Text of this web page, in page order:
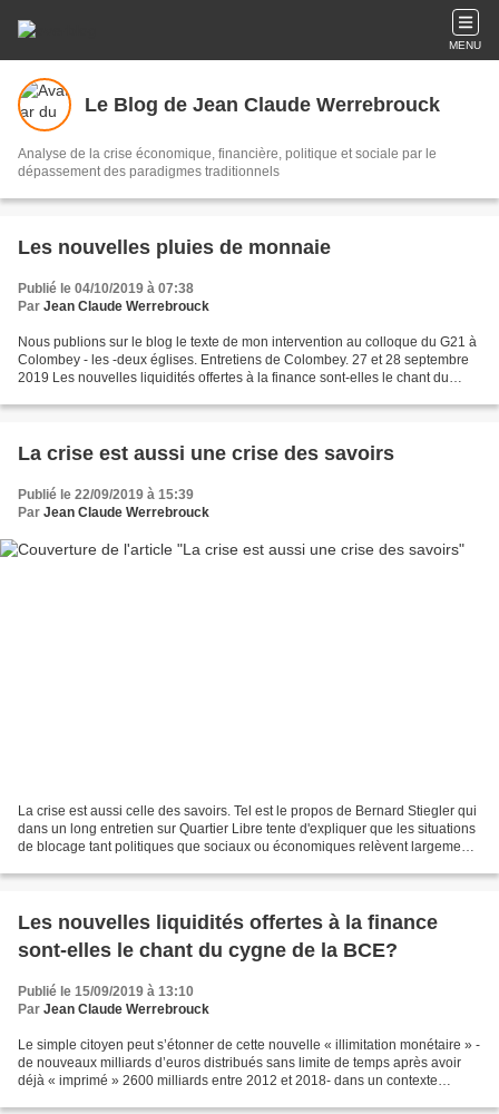
MENU
Le Blog de Jean Claude Werrebrouck
Analyse de la crise économique, financière, politique et sociale par le
dépassement des paradigmes traditionnels
Les nouvelles pluies de monnaie
Publié le 04/10/2019 à 07:38
Par Jean Claude Werrebrouck
Nous publions sur le blog le texte de mon intervention au colloque du G21 à
Colombey - les -deux églises. Entretiens de Colombey. 27 et 28 septembre
2019 Les nouvelles liquidités offertes à la finance sont-elles le chant du
La crise est aussi une crise des savoirs
Publié le 22/09/2019 à 15:39
Par Jean Claude Werrebrouck
La crise est aussi celle des savoirs. Tel est le propos de Bernard Stiegler qui
dans un long entretien sur Quartier Libre tente d'expliquer que les situations
de blocage tant politiques que sociaux ou économiques relèvent largement
Les nouvelles liquidités offertes à la finance
sont-elles le chant du cygne de la BCE?
Publié le 15/09/2019 à 13:10
Par Jean Claude Werrebrouck
Le simple citoyen peut s’étonner de cette nouvelle « illimitation monétaire » -
de nouveaux milliards d’euros distribués sans limite de temps après avoir
déjà « imprimé » 2600 milliards entre 2012 et 2018- dans un contexte